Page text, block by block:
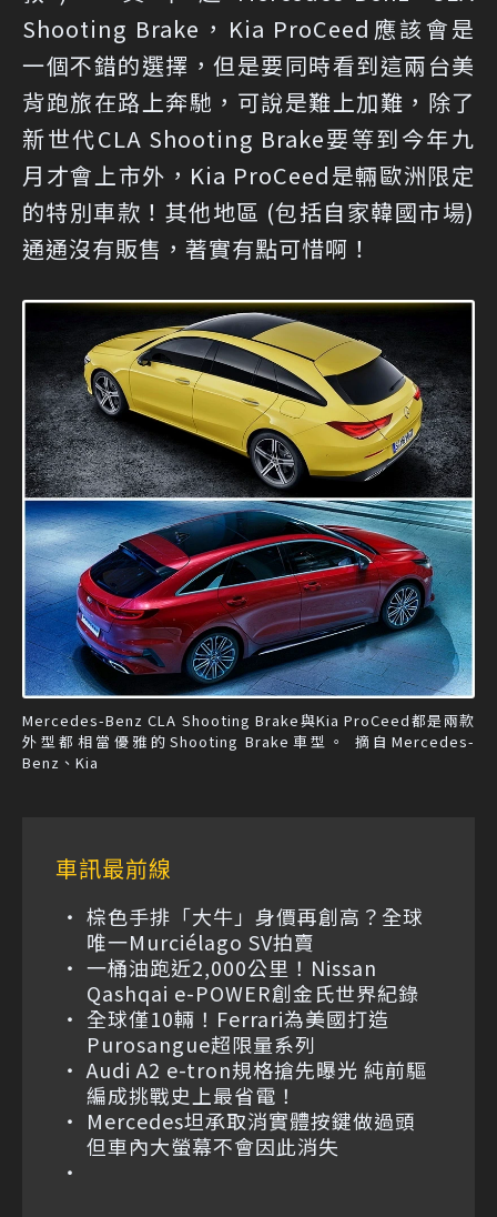
Shooting Brake，Kia ProCeed應該會是
一個不錯的選擇，但是要同時看到這兩台美
背跑旅在路上奔馳，可說是難上加難，除了
新世代CLA Shooting Brake要等到今年九
月才會上市外，Kia ProCeed是輛歐洲限定
的特別車款！其他地區 (包括自家韓國市場)
通通沒有販售，著實有點可惜啊！
Mercedes-Benz CLA Shooting Brake與Kia ProCeed都是兩款
外型都相當優雅的Shooting Brake車型。 摘自Mercedes-
Benz、Kia
車訊最前線
棕色手排「大牛」身價再創高？全球
唯一Murciélago SV拍賣
一桶油跑近2,000公里！Nissan
Qashqai e-POWER創金氏世界紀錄
全球僅10輛！Ferrari為美國打造
Purosangue超限量系列
Audi A2 e-tron規格搶先曝光 純前驅
編成挑戰史上最省電！
Mercedes坦承取消實體按鍵做過頭
但車內大螢幕不會因此消失